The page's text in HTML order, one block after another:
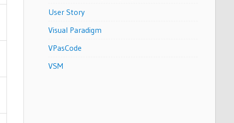
User Story
Visual Paradigm
VPasCode
VSM